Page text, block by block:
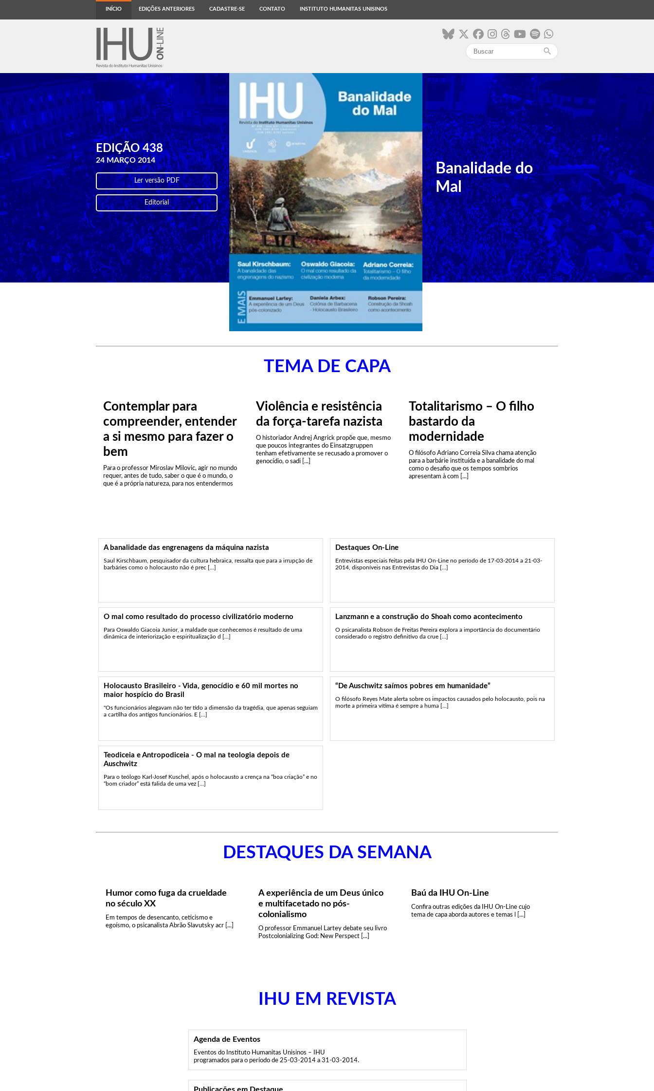
INÍCIO EDIÇÕES ANTERIORES CADASTRE-SE CONTATO INSTITUTO HUMANITAS UNISINOS
search
EDIÇÃO 438
24 MARÇO 2014
Ler versão PDF
Editorial
Banalidade do
Mal
TEMA DE CAPA
Contemplar para
compreender, entender
a si mesmo para fazer o
bem
Para o professor Miroslav Milovic, agir no mundo
requer, antes de tudo, saber o que é o mundo, o
que é a própria natureza, para nos entendermos
Violência e resistência
da força-tarefa nazista
O historiador Andrej Angrick propõe que, mesmo
que poucos integrantes do Einsatzgruppen
tenham efetivamente se recusado a promover o
genocídio, o sadi [...]
Totalitarismo – O filho
bastardo da
modernidade
O filósofo Adriano Correia Silva chama atenção
para a barbárie instituída e a banalidade do mal
como o desafio que os tempos sombrios
apresentam à com [...]
A banalidade das engrenagens da máquina nazista
Saul Kirschbaum, pesquisador da cultura hebraica, ressalta que para a irrupção de
barbáries como o holocausto não é prec [...]
Destaques On-Line
Entrevistas especiais feitas pela IHU On-Line no período de 17-03-2014 a 21-03-
2014, disponíveis nas Entrevistas do Dia [...]
O mal como resultado do processo civilizatório moderno
Para Oswaldo Giacoia Junior, a maldade que conhecemos é resultado de uma
dinâmica de interiorização e espiritualização d [...]
Lanzmann e a construção do Shoah como acontecimento
O psicanalista Robson de Freitas Pereira explora a importância do documentário
considerado o registro definitivo da crue [...]
Holocausto Brasileiro - Vida, genocídio e 60 mil mortes no
maior hospício do Brasil
"Os funcionários alegavam não ter tido a dimensão da tragédia, que apenas seguiam
a cartilha dos antigos funcionários. E [...]
“De Auschwitz saímos pobres em humanidade”
O filósofo Reyes Mate alerta sobre os impactos causados pelo holocausto, pois na
morte a primeira vítima é sempre a huma [...]
Teodiceia e Antropodiceia - O mal na teologia depois de
Auschwitz
Para o teólogo Karl-Josef Kuschel, após o holocausto a crença na “boa criação” e no
“bom criador” está falida de uma vez [...]
DESTAQUES DA SEMANA
Humor como fuga da crueldade
no século XX
Em tempos de desencanto, ceticismo e
egoísmo, o psicanalista Abrão Slavutsky acr [...]
A experiência de um Deus único
e multifacetado no pós-
colonialismo
O professor Emmanuel Lartey debate seu livro
Postcolonializing God: New Perspect [...]
Baú da IHU On-Line
Confira outras edições da IHU On-Line cujo
tema de capa aborda autores e temas l [...]
IHU EM REVISTA
Agenda de Eventos
Eventos do Instituto Humanitas Unisinos – IHU
programados para o período de 25-03-2014 a 31-03-2014.